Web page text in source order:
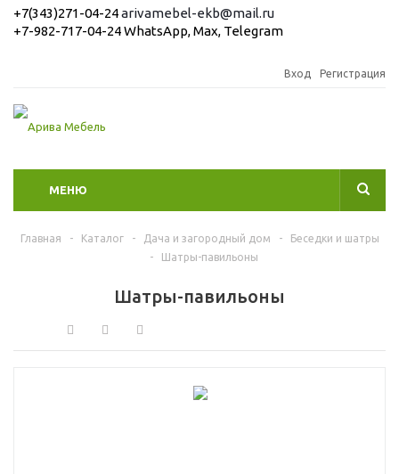
+7(343)271-04-24arivamebel-ekb@mail.ru
+7-982-717-04-24 WhatsApp, Max, Telegram
Вход Регистрация
МЕНЮ
Главная - Каталог - Дача и загородный дом -
Беседки и шатры
-
Шатры-павильоны
Шатры-павильоны